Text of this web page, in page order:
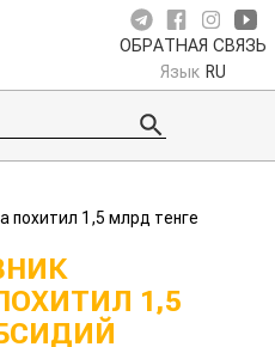
ОБРАТНАЯ СВЯЗЬ
Язык RU
похитил 1,5 млрд тенге
1,5